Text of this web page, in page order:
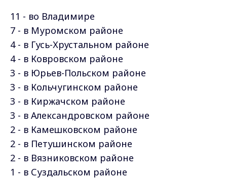
11 - во Владимире
7 - в Муромском районе
4 - в Гусь-Хрустальном районе
4 - в Ковровском районе
3 - в Юрьев-Польском районе
3 - в Кольчугинском районе
3 - в Киржачском районе
3 - в Александровском районе
2 - в Камешковском районе
2 - в Петушинском районе
2 - в Вязниковском районе
1 - в Суздальском районе